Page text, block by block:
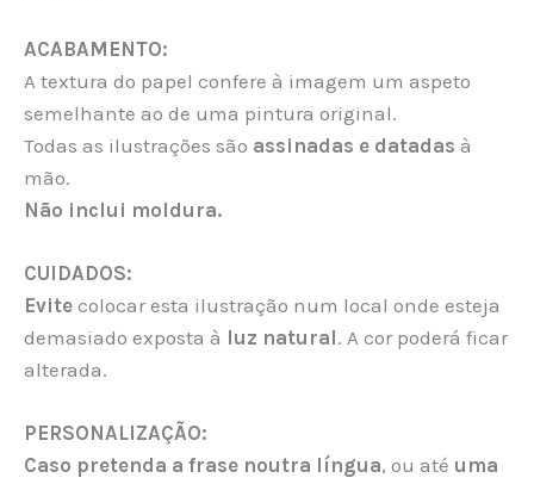
ACABAMENTO:
A textura do papel confere à imagem um aspeto
semelhante ao de uma pintura original.
Todas as ilustrações são assinadas e datadas à
mão.
Não inclui moldura.
CUIDADOS:
Evite colocar esta ilustração num local onde esteja
demasiado exposta à luz natural. A cor poderá ficar
alterada.
PERSONALIZAÇÃO:
Caso pretenda a frase noutra língua, ou até uma